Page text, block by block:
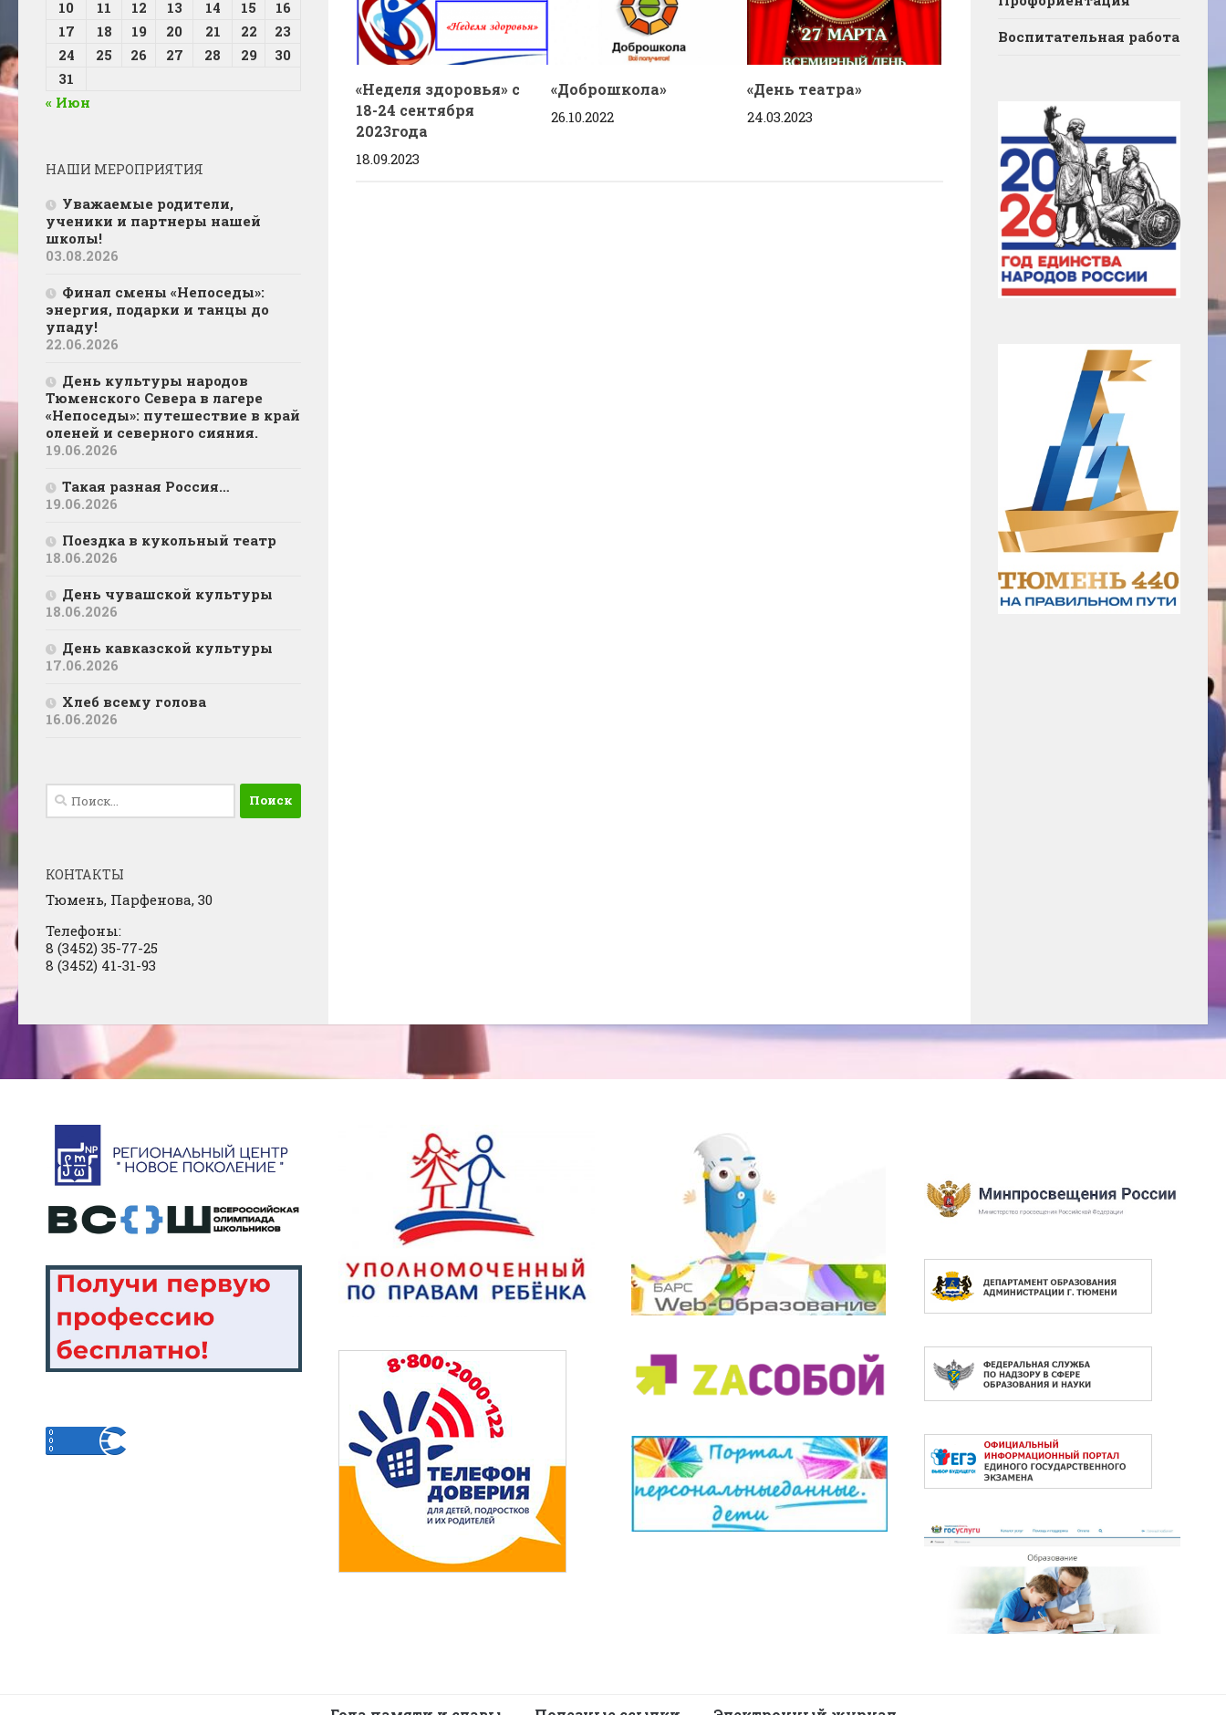
«Неделя здоровья» с
18-24 сентября
2023года
18.09.2023
«Доброшкола»
26.10.2022
«День театра»
24.03.2023
10
11 12 13 14 15
16
17
18 19 20 21 22
23
24
25 26 27 28 29
30
31
« Июн
НАШИ МЕРОПРИЯТИЯ
Уважаемые родители,
ученики и партнеры нашей
школы!
03.08.2026
Финал смены «Непоседы»:
энергия, подарки и танцы до
упаду!
22.06.2026
День культуры народов
Тюменского Севера в лагере
«Непоседы»: путешествие в край
оленей и северного сияния.
19.06.2026
Такая разная Россия…
19.06.2026
Поездка в кукольный театр
18.06.2026
День чувашской культуры
18.06.2026
День кавказской культуры
17.06.2026
Хлеб всему голова
16.06.2026
Найти:
КОНТАКТЫ
Тюмень, Парфенова, 30
Телефоны:
8 (3452) 35-77-25
8 (3452) 41-31-93
Воспитательная работа